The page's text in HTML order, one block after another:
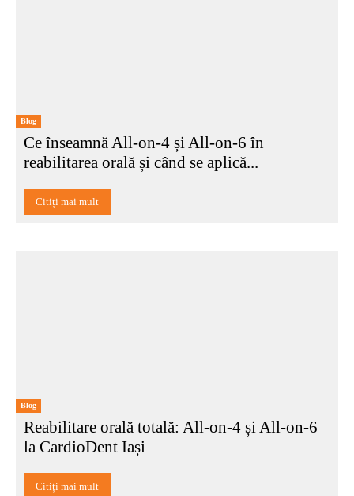
Blog
Ce înseamnă All-on-4 și All-on-6 în
reabilitarea orală și când se aplică...
Citiți mai mult
Blog
Reabilitare orală totală: All-on-4 și All-on-6
la CardioDent Iași
Citiți mai mult